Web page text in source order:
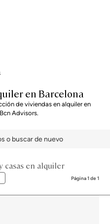
en Barcelona
de viviendas en alquiler en
Advisors.
o buscar de nuevo
casas en alquiler
Página 1 de 1